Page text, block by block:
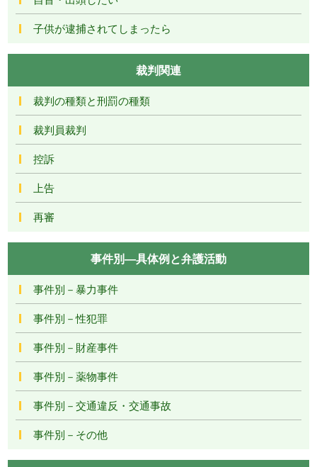
子供が逮捕されてしまったら
裁判関連
裁判の種類と刑罰の種類
裁判員裁判
控訴
上告
再審
事件別―具体例と弁護活動
事件別－暴力事件
事件別－性犯罪
事件別－財産事件
事件別－薬物事件
事件別－交通違反・交通事故
事件別－その他